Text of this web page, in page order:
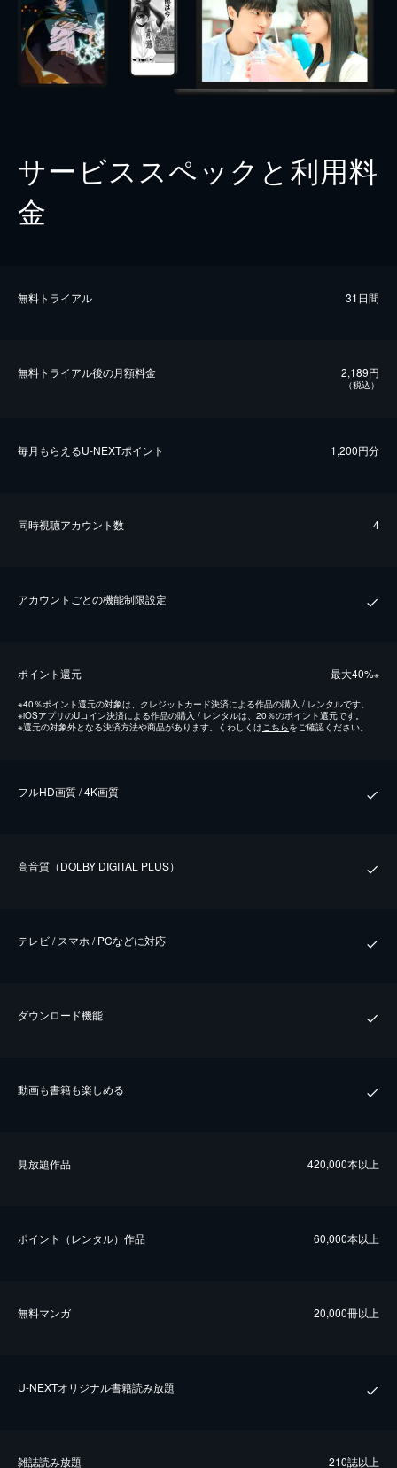
サービススペックと利用料
金
無料トライアル 31日間
無料トライアル後の⽉額料金 2,189円
（税込）
毎⽉もらえるU-NEXTポイント 1,200円分
同時視聴アカウント数 4
アカウントごとの機能制限設定
ポイント還元 最⼤40%※
※40％ポイント還元の対象は、クレジットカード決済による作品の購入 / レンタルです。
※iOSアプリのUコイン決済による作品の購入 / レンタルは、20％のポイント還元です。
※還元の対象外となる決済方法や商品があります。くわしくはこちらをご確認ください。
フルHD画質 / 4K画質
⾼⾳質（DOLBY DIGITAL PLUS）
テレビ / スマホ / PCなどに対応
ダウンロード機能
動画も書籍も楽しめる
⾒放題作品 420,000本以上
ポイント（レンタル）作品 60,000本以上
無料マンガ 20,000冊以上
U-NEXTオリジナル書籍読み放題
雑誌読み放題 210誌以上